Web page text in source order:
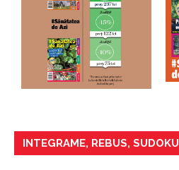
INTEGRAME, REBUS, SUDOKU